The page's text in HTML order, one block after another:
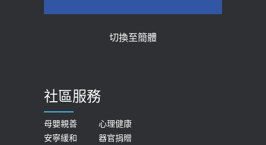
2026-05-21
女性必看國健署公費懶人包！這幾項檢
查完全免費 沒做虧大了
質密度檢查！醫：注意5重點可逆轉
膝蓋退化有9大部位 骨科醫坦言：不
一定得換人工關節
2019-10-08
切換至簡體
社區服務
母嬰親善
心理健康
安寧緩和
器官捐贈